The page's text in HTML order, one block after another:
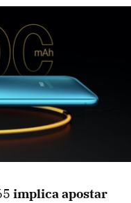
implica apostar